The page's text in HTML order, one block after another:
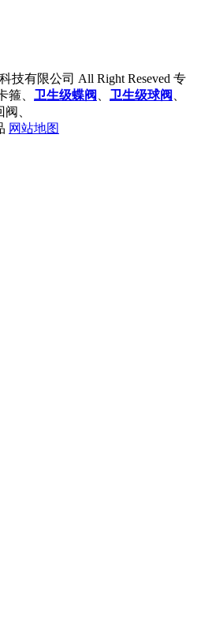
技有限公司 All Right Reseved 专
箍、 卫生级蝶阀 、 卫生级球阀 、
、
网站地图